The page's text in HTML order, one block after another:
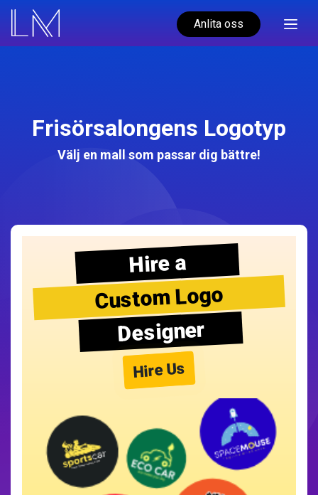
Anlita oss
Frisörsalongens Logotyp
Välj en mall som passar dig bättre!
Hire a
Custom Logo
Designer
Hire Us